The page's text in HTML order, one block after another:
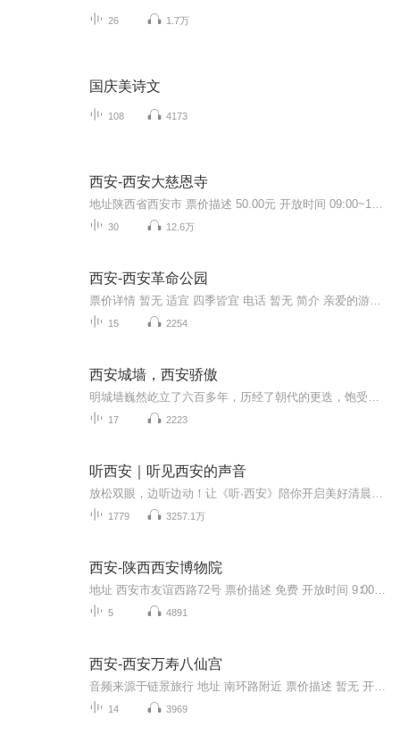
26 1.7万
国庆美诗文
108 4173
西安-西安大慈恩寺
30 12.6万
西安-西安革命公园
15 2254
西安城墙，西安骄傲
17 2223
听西安｜听见西安的声音
1779 3257.1万
西安-陕西西安博物院
5 4891
西安-西安万寿八仙宫
14 3969